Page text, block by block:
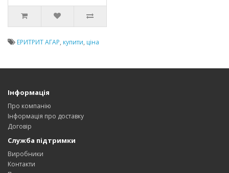
ЕРИТРИТ АГАР, купити, ціна
Інформація
Про компанію
Інформація про доставку
Договір
Служба підтримки
Виробники
Контакти